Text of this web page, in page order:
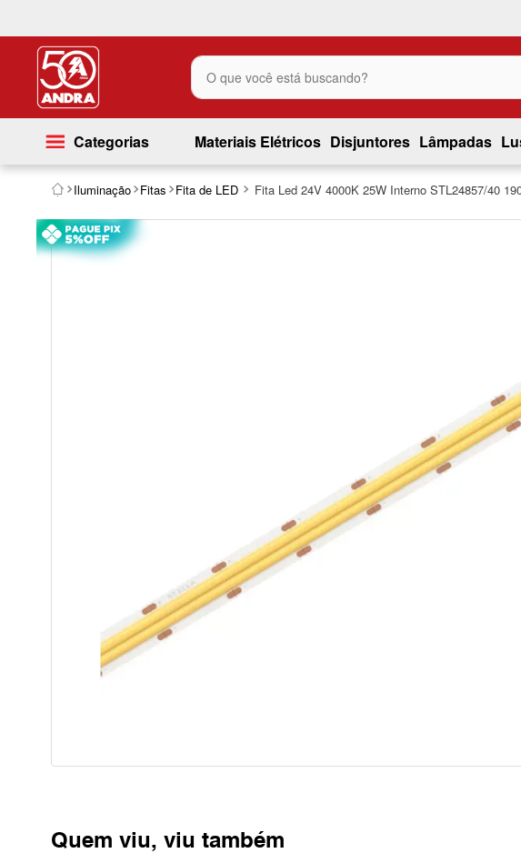
O que você está buscando?
Categorias Materiais Elétricos Disjuntores Lâmpadas
Iluminação Fitas Fita de LED Fita Led 24V 4000K 25W Interno STL24857/40
Quem viu, viu também